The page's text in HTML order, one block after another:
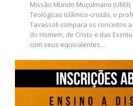
Missão Mundo Muçulmano
Teológicas Islâmico-cristãs, o
Tavassoli compara os conceitos
do Homem, de Cristo e das
com seus equivalentes…